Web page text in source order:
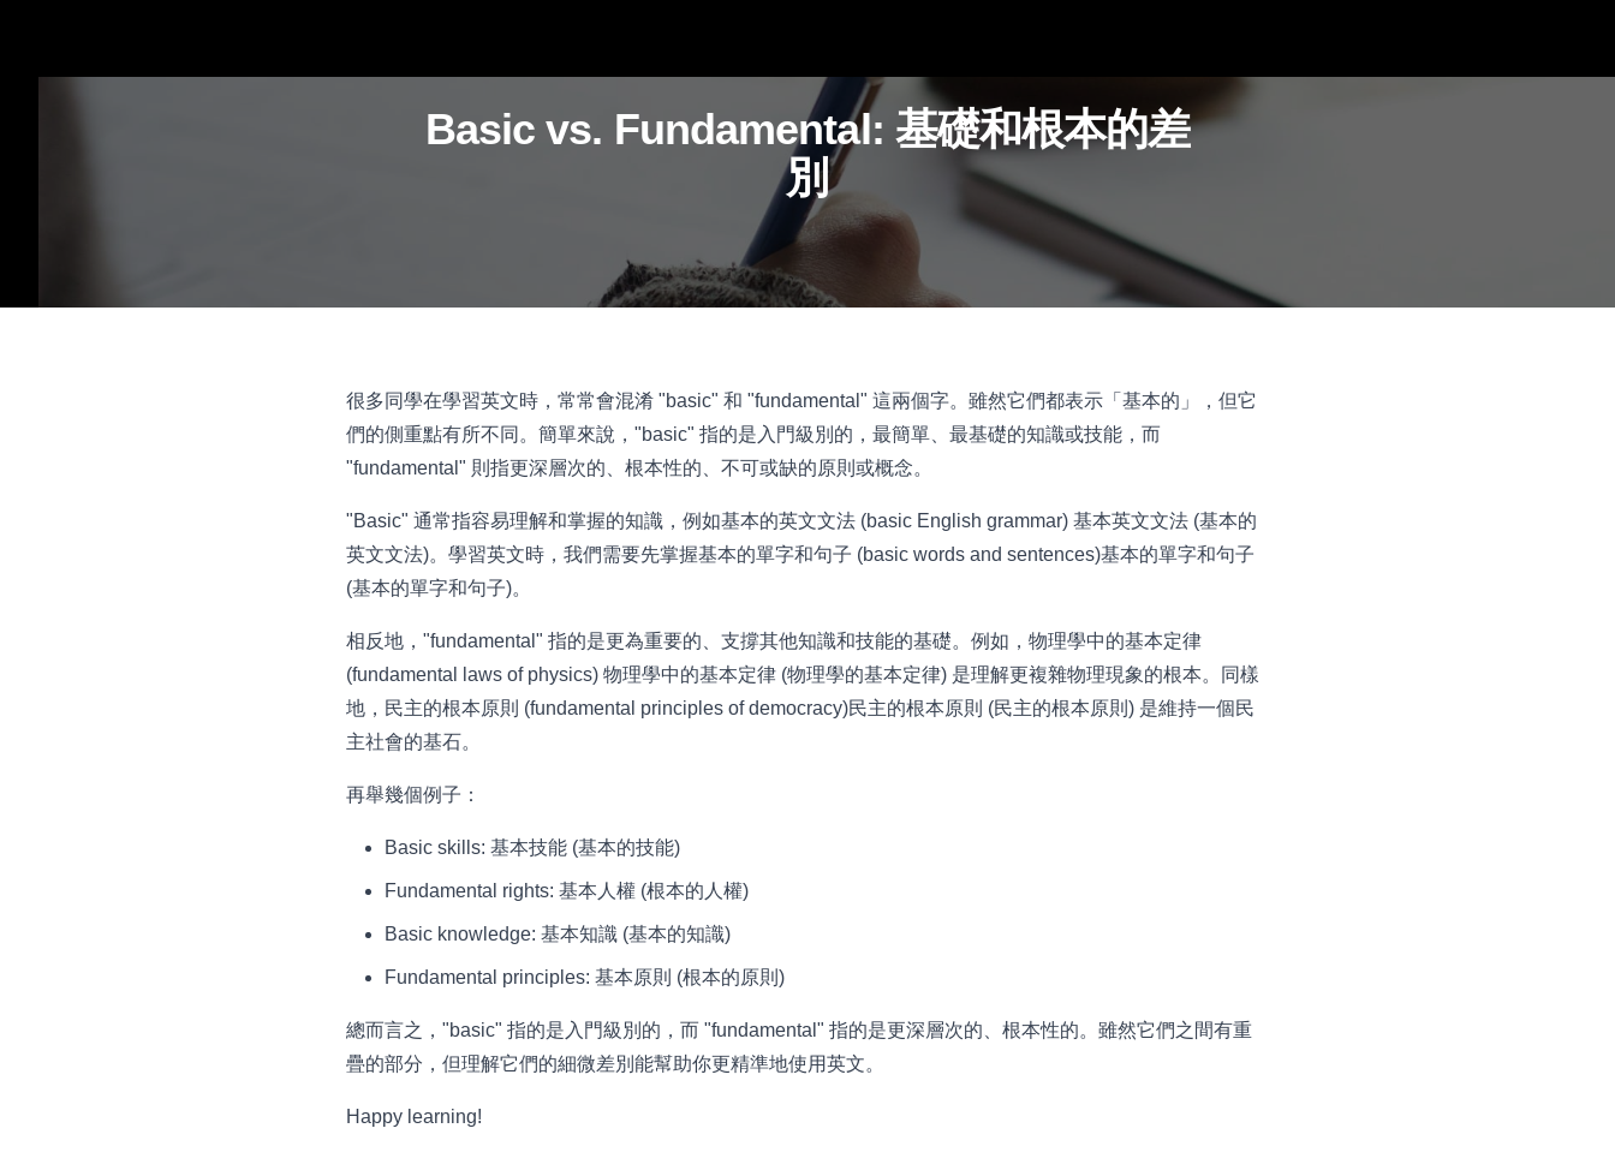
Basic vs. Fundamental: 基礎和根本的差
別
很多同學在學習英文時，常常會混淆 "basic" 和 "fundamental" 這兩個字。雖然它們都表示「基本的」，但它
們的側重點有所不同。簡單來說，"basic" 指的是入門級別的，最簡單、最基礎的知識或技能，而
"fundamental" 則指更深層次的、根本性的、不可或缺的原則或概念。
"Basic" 通常指容易理解和掌握的知識，例如基本的英文文法 (basic English grammar) 基本英文文法 (基本的
英文文法)。學習英文時，我們需要先掌握基本的單字和句子 (basic words and sentences)基本的單字和句子
(基本的單字和句子)。
相反地，"fundamental" 指的是更為重要的、支撐其他知識和技能的基礎。例如，物理學中的基本定律
(fundamental laws of physics) 物理學中的基本定律 (物理學的基本定律) 是理解更複雜物理現象的根本。同樣
地，民主的根本原則 (fundamental principles of democracy)民主的根本原則 (民主的根本原則) 是維持一個民
主社會的基石。
再舉幾個例子：
Basic skills: 基本技能 (基本的技能)
Fundamental rights: 基本人權 (根本的人權)
Basic knowledge: 基本知識 (基本的知識)
Fundamental principles: 基本原則 (根本的原則)
總而言之，"basic" 指的是入門級別的，而 "fundamental" 指的是更深層次的、根本性的。雖然它們之間有重
疊的部分，但理解它們的細微差別能幫助你更精準地使用英文。
Happy learning!